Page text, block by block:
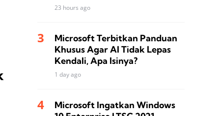
23 hours ago
Microsoft Terbitkan Panduan
Khusus Agar AI Tidak Lepas
Kendali, Apa Isinya?
1 day ago
Microsoft Ingatkan Windows